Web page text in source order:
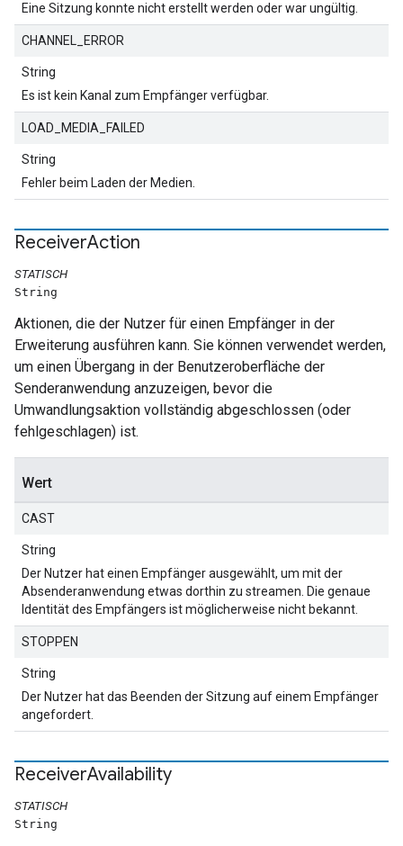
Eine Sitzung konnte nicht erstellt werden oder war ungültig.
CHANNEL_ERROR
String
Es ist kein Kanal zum Empfänger verfügbar.
LOAD_MEDIA_FAILED
String
Fehler beim Laden der Medien.
ReceiverAction
STATISCH
String
Aktionen, die der Nutzer für einen Empfänger in der
Erweiterung ausführen kann. Sie können verwendet werden,
um einen Übergang in der Benutzeroberfläche der
Senderanwendung anzuzeigen, bevor die
Umwandlungsaktion vollständig abgeschlossen (oder
fehlgeschlagen) ist.
Wert
CAST
String
Der Nutzer hat einen Empfänger ausgewählt, um mit der
Absenderanwendung etwas dorthin zu streamen. Die genaue
Identität des Empfängers ist möglicherweise nicht bekannt.
STOPPEN
String
Der Nutzer hat das Beenden der Sitzung auf einem Empfänger
angefordert.
ReceiverAvailability
STATISCH
String